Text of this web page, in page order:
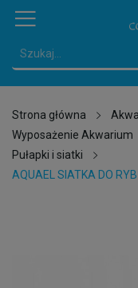
Strona główna
Wyposażenie Akwarium
Pułapki i siatki
AQUAEL SIATKA DO